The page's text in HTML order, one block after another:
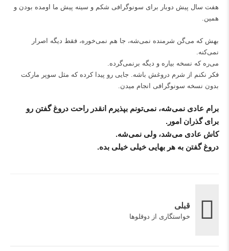
هفت سال پیش دوبار برای سونوگرافی شکم و سینه پیش ما اومده بودن و
همین.
بهش که می‌گن شرمنده نمی‌شه، جا هم نمی‌خوره، فقط دیگه اصرار
نمی‌کنه.
می‌ره که نسخه بیاره و دیگه برنمی‌گرده.
فکر نکنم از شرم دروغش باشه. جایی رو پیدا کرده که مثل سوپر مارکت
بدون نسخه سونوگرافی انجام میدن.
برام عادی نمی‌شه، نمی‌تونم بپذیرم انقدر راحت دروغ گفتن رو
برای گذران امور.
کاش عادی می‌شد، ولی نمی‌شه.
دروغ گفتن به هر بهایی خیلی خیلی بده.
قبلی
خواستگاری از دوقلوها